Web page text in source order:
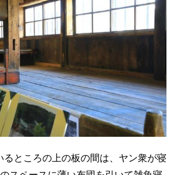
るところの上の板の間は、ヤン衆が寝